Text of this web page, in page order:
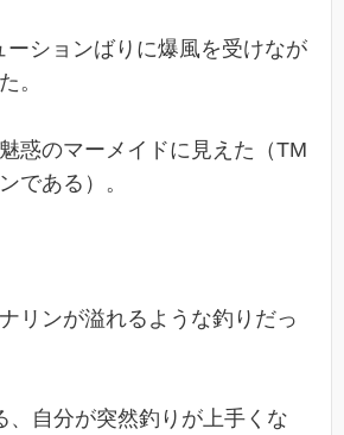
ーションばりに爆風を受けなが
。
惑のマーメイドに見えた（TM
である）。
リンが溢れるような釣りだっ
、自分が突然釣りが上手くな